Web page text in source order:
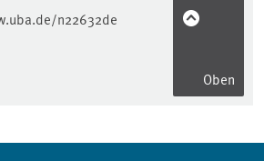
n22632de
Oben